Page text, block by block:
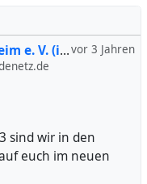
vor 3 Jahren
(inoffiziell)
sind wir in den
euch im neuen